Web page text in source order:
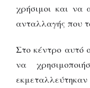
χρήσιμοι και να
ανταλλαγής που
Στο κέντρο αυτό
να